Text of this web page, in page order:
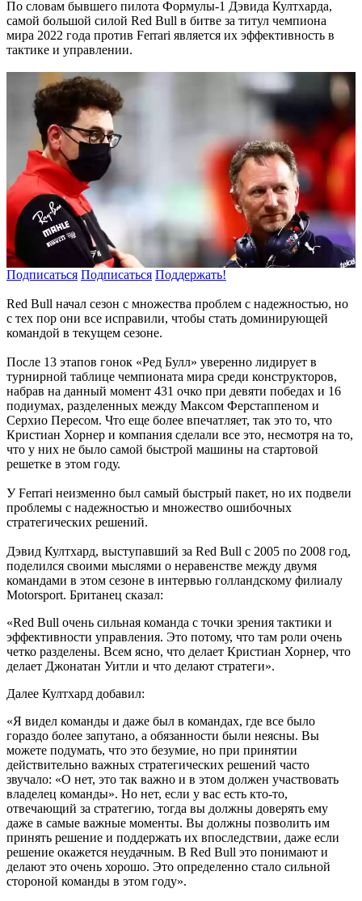
По словам бывшего пилота Формулы-1 Дэвида Култхарда,
самой большой силой Red Bull в битве за титул чемпиона
мира 2022 года против Ferrari является их эффективность в
тактике и управлении.
Подписаться Подписаться Поддержать!
Red Bull начал сезон с множества проблем с надежностью, но
с тех пор они все исправили, чтобы стать доминирующей
командой в текущем сезоне.
После 13 этапов гонок «Ред Булл» уверенно лидирует в
турнирной таблице чемпионата мира среди конструкторов,
набрав на данный момент 431 очко при девяти победах и 16
подиумах, разделенных между Максом Ферстаппеном и
Серхио Пересом. Что еще более впечатляет, так это то, что
Кристиан Хорнер и компания сделали все это, несмотря на то,
что у них не было самой быстрой машины на стартовой
решетке в этом году.
У Ferrari неизменно был самый быстрый пакет, но их подвели
проблемы с надежностью и множество ошибочных
стратегических решений.
Дэвид Култхард, выступавший за Red Bull с 2005 по 2008 год,
поделился своими мыслями о неравенстве между двумя
командами в этом сезоне в интервью голландскому филиалу
Motorsport. Британец сказал:
«Red Bull очень сильная команда с точки зрения тактики и
эффективности управления. Это потому, что там роли очень
четко разделены. Всем ясно, что делает Кристиан Хорнер, что
делает Джонатан Уитли и что делают стратеги».
Далее Култхард добавил:
«Я видел команды и даже был в командах, где все было
гораздо более запутано, а обязанности были неясны. Вы
можете подумать, что это безумие, но при принятии
действительно важных стратегических решений часто
звучало: «О нет, это так важно и в этом должен участвовать
владелец команды». Но нет, если у вас есть кто-то,
отвечающий за стратегию, тогда вы должны доверять ему
даже в самые важные моменты. Вы должны позволить им
принять решение и поддержать их впоследствии, даже если
решение окажется неудачным. В Red Bull это понимают и
делают это очень хорошо. Это определенно стало сильной
стороной команды в этом году».